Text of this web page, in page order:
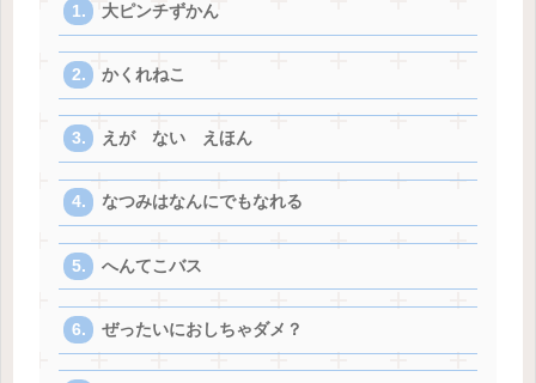
大ピンチずかん
かくれねこ
えが ない えほん
なつみはなんにでもなれる
へんてこバス
ぜったいにおしちゃダメ？